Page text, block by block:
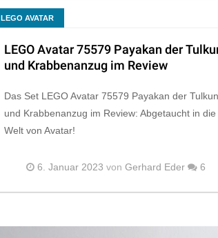
LEGO AVATAR
LEGO Avatar 75579 Payakan der
und Krabbenanzug im Review
Das Set LEGO Avatar 75579 Payakan der Tulkun
und Krabbenanzug im Review: Abgetaucht in die
Welt von Avatar!
6. Januar 2023 vonGerhard Eder 6